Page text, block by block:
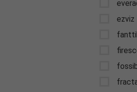
ezviz